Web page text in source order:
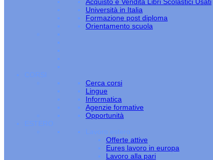
Università in Italia
Formazione post diploma
Orientamento scuola
CORSI
Cerca corsi
Lingue
Informatica
Agenzie formative
Opportunità
ESTERO
Lavoro estero
Offerte attive
Eures lavoro in europa
Lavoro alla pari